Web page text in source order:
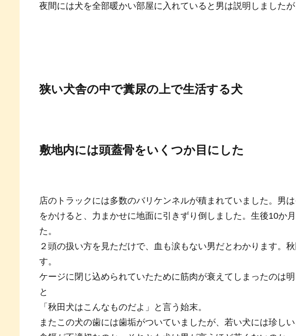
夜間には犬を全部暖かい部屋に入れていると男は説明しました
狭い犬舎の中で糞尿の上で生活する犬
敷地内には頭蓋骨をいくつか目にした
店のトラックには多数のバリケンネルが積まれていました。男
をかけると、力まかせに地面に引きずり倒しました。生後10か
た。
２頭の扱い方を見ただけで、血も涙もない男だとわかります。
す。
ケージに閉じ込められていたために筋肉が衰えてしまったのは
と
「秋田犬はこんなものだよ」と言う始末。
またこの犬の歯には歯垢がついていましたが、若い犬には珍しい